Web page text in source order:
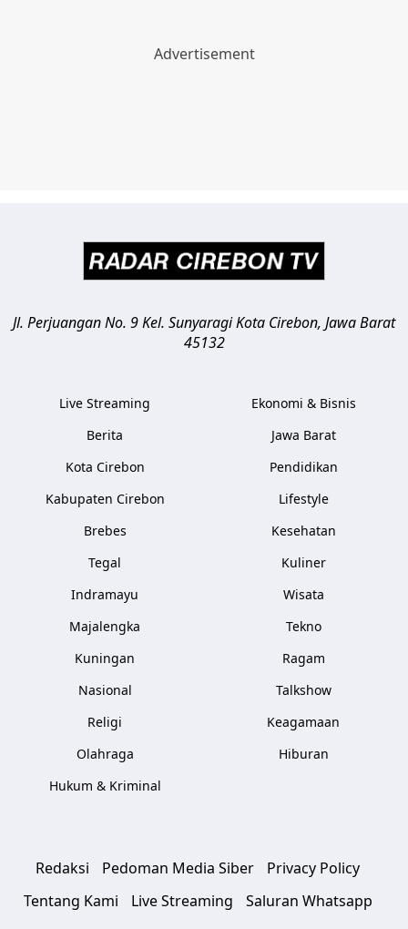
Jl. Perjuangan No. 9 Kel. SunyaragiKota Cirebon, Jawa Barat
45132
Live Streaming
Berita
Kota Cirebon
Kabupaten Cirebon
Brebes
Tegal
Indramayu
Majalengka
Kuningan
Nasional
Religi
Olahraga
Hukum & Kriminal
Ekonomi & Bisnis
Jawa Barat
Pendidikan
Lifestyle
Kesehatan
Kuliner
Wisata
Tekno
Ragam
Talkshow
Keagamaan
Hiburan
Redaksi Pedoman Media Siber
Privacy Policy
Tentang Kami
Live Streaming Saluran Whatsapp